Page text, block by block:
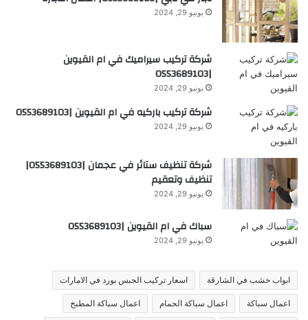
يونيو 29, 2024
شركة تركيب سيراميك في ام القيوين
|0553689103
يونيو 29, 2024
شركة تركيب باركيه في ام القيوين |0553689103
يونيو 29, 2024
شركة تنظيف ستائر في عجمان |0553689103|
تنظيف وتعقيم
يونيو 29, 2024
سباك في ام القيوين |0553689103
يونيو 29, 2024
ابواب خشب في الشارقة اسعار تركيب الجبس بورد في الامارات
اعمال سباكة اعمال سباكة الحمام اعمال سباكة المطبخ